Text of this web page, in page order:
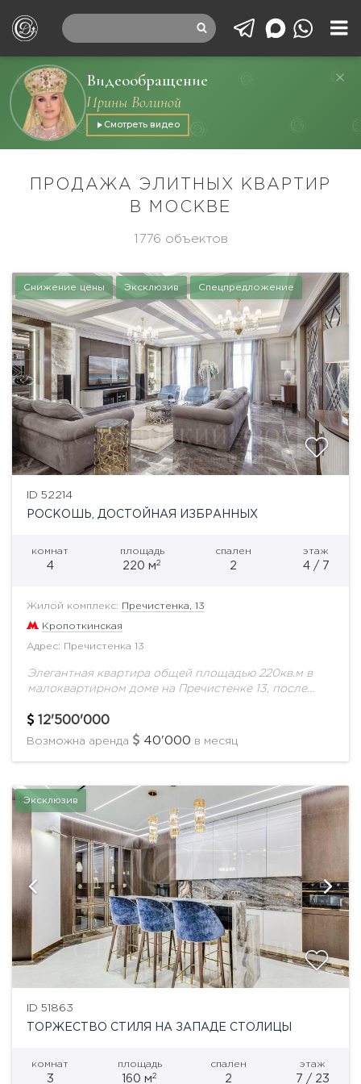
Видеообращение
Ирины Волиной
Смотреть видео
ПРОДАЖА ЭЛИТНЫХ КВАРТИР
В МОСКВЕ
1776 объектов
Снижение цены Эксклюзив Спецпредложение
ID 52214
РОСКОШЬ, ДОСТОЙНАЯ ИЗБРАННЫХ
комнат
4
площадь
220 м2
спален
2
этаж
4 / 7
Жилой комплекс: Пречистенка, 13
Кропоткинская
Адрес: Пречистенка 13
Элегантная квартира общей площадью 220кв.м в
малоквартирном доме на Пречистенке 13, после
бывшего доходного дома начала XX века. Парадный
подъезд, круглосуточная охрана,...
12'500'000
Возможна аренда 40'000 в месяц
Эксклюзив
ID 51863
ТОРЖЕСТВО СТИЛЯ НА ЗАПАДЕ СТОЛИЦЫ
комнат
3
площадь
160 м2
спален
2
этаж
7 / 23